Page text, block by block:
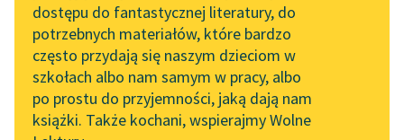
literatury skandynawskiej
Spotkanie z Katarzyną
Tunkiel w Oslo
102. lata temu zmarł
Joseph Conrad
API
OAI-PMH
Widget Wolnych Lektur
Przypisy
dostępu do fantastycznej literatury, do
potrzebnych materiałów, które bardzo
często przydają się naszym dzieciom w
szkołach albo nam samym w pracy, albo
po prostu do przyjemności, jaką dają nam
książki. Także kochani, wspierajmy Wolne
— Precz! Precz! —
dudnią głucho pod...
Czytaj więcej